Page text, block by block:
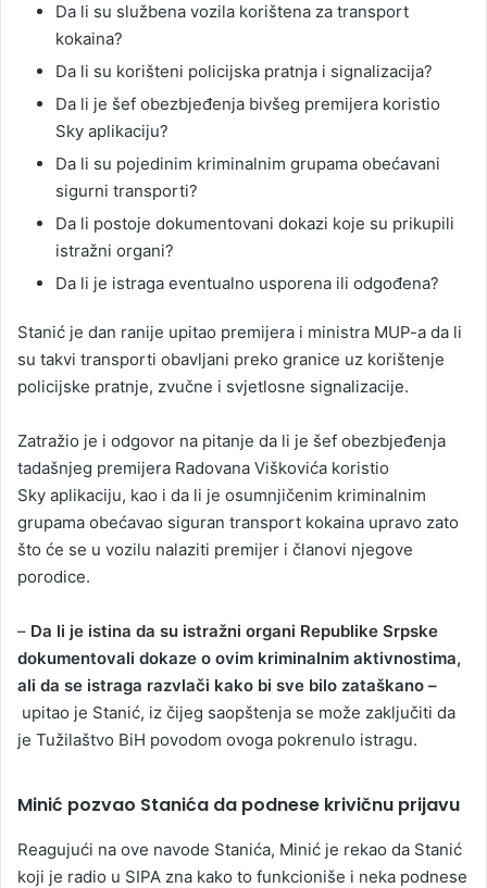
Da li su službena vozila korištena za transport
kokaina?
Da li su korišteni policijska pratnja i signalizacija?
Da li je šef obezbjeđenja bivšeg premijera koristio
Sky aplikaciju?
Da li su pojedinim kriminalnim grupama obećavani
sigurni transporti?
Da li postoje dokumentovani dokazi koje su prikupili
istražni organi?
Da li je istraga eventualno usporena ili odgođena?
Stanić je dan ranije upitao premijera i ministra MUP-a da li
su takvi transporti obavljani preko granice uz korištenje
policijske pratnje, zvučne i svjetlosne signalizacije.
Zatražio je i odgovor na pitanje da li je šef obezbjeđenja
tadašnjeg premijera Radovana Viškovića koristio
Sky aplikaciju, kao i da li je osumnjičenim kriminalnim
grupama obećavao siguran transport kokaina upravo zato
što će se u vozilu nalaziti premijer i članovi njegove
porodice.
– Da li je istina da su istražni organi Republike Srpske
dokumentovali dokaze o ovim kriminalnim aktivnostima,
ali da se istraga razvlači kako bi sve bilo zataškano –
upitao je Stanić, iz čijeg saopštenja se može zaključiti da
je Tužilaštvo BiH povodom ovoga pokrenulo istragu.
Minić pozvao Stanića da podnese krivičnu prijavu
Reagujući na ove navode Stanića, Minić je rekao da Stanić
koji je radio u SIPA zna kako to funkcioniše i neka podnese